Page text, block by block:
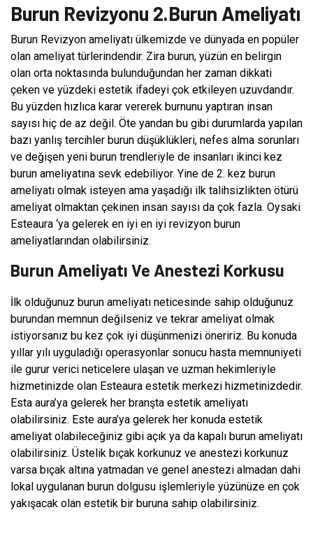
Burun Revizyonu 2.Burun Ameliyatı
Burun Revizyon ameliyatı ülkemizde ve dünyada en popüler
olan ameliyat türlerindendir. Zira burun, yüzün en belirgin
olan orta noktasında bulunduğundan her zaman dikkati
çeken ve yüzdeki estetik ifadeyi çok etkileyen uzuvdandır.
Bu yüzden hızlıca karar vererek burnunu yaptıran insan
sayısı hiç de az değil. Öte yandan bu gibi durumlarda yapılan
bazı yanlış tercihler burun düşüklükleri, nefes alma sorunları
ve değişen yeni burun trendleriyle de insanları ikinci kez
burun ameliyatına sevk edebiliyor. Yine de 2. kez burun
ameliyatı olmak isteyen ama yaşadığı ilk talihsizlikten ötürü
ameliyat olmaktan çekinen insan sayısı da çok fazla. Oysaki
Esteaura ‘ya gelerek en iyi en iyi revizyon burun
ameliyatlarından olabilirsiniz.
Burun Ameliyatı Ve Anestezi Korkusu
İlk olduğunuz burun ameliyatı neticesinde sahip olduğunuz
burundan memnun değilseniz ve tekrar ameliyat olmak
istiyorsanız bu kez çok iyi düşünmenizi öneririz. Bu konuda
yıllar yılı uyguladığı operasyonlar sonucu hasta memnuniyeti
ile gurur verici neticelere ulaşan ve uzman hekimleriyle
hizmetinizde olan Esteaura estetik merkezi hizmetinizdedir.
Esta aura’ya gelerek her branşta estetik ameliyatı
olabilirsiniz. Este aura’ya gelerek her konuda estetik
ameliyat olabileceğiniz gibi açık ya da kapalı burun ameliyatı
olabilirsiniz. Üstelik bıçak korkunuz ve anestezi korkunuz
varsa bıçak altına yatmadan ve genel anestezi almadan dahi
lokal uygulanan burun dolgusu işlemleriyle yüzünüze en çok
yakışacak olan estetik bir buruna sahip olabilirsiniz.